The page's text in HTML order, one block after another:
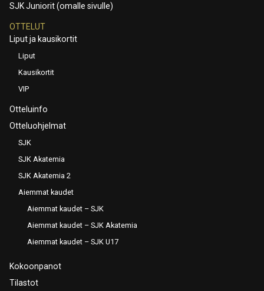
SJK Juniorit (omalle sivulle)
OTTELUT
Liput ja kausikortit
Liput
Kausikortit
VIP
Otteluinfo
Otteluohjelmat
SJK
SJK Akatemia
SJK Akatemia 2
Aiemmat kaudet
Aiemmat kaudet – SJK
Aiemmat kaudet – SJK Akatemia
Aiemmat kaudet – SJK U17
Kokoonpanot
Tilastot